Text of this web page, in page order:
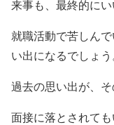
来事も、最終的にい
就職活動で苦しん
い出になるでしょう
過去の思い出が、そ
面接に落とされても